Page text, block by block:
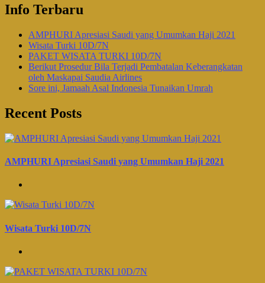
Info Terbaru
AMPHURI Apresiasi Saudi yang Umumkan Haji 2021
Wisata Turki 10D/7N
PAKET WISATA TURKI 10D/7N
Berikut Prosedur Bila Terjadi Pembatalan Keberangkatan
oleh Maskapai Saudia Airlines
Sore ini, Jamaah Asal Indonesia Tunaikan Umrah
Recent Posts
AMPHURI Apresiasi Saudi yang Umumkan Haji 2021
Wisata Turki 10D/7N